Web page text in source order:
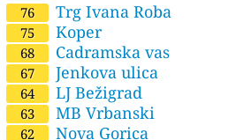
76 Trg Ivana Roba
75 Koper
68 Cadramska vas
67 Jenkova ulica
64 LJ Bežigrad
63 MB Vrbanski
62 Nova Gorica